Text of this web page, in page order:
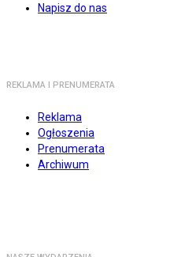
Napisz do nas
REKLAMA I PRENUMERATA
Reklama
Ogłoszenia
Prenumerata
Archiwum